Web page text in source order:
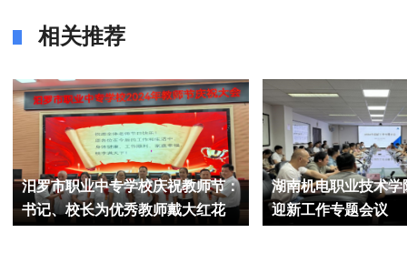
相关推荐
汨罗市职业中专学校庆祝教师节：
书记、校长为优秀教师戴大红花
湖南机电职业技术学
迎新工作专题会议